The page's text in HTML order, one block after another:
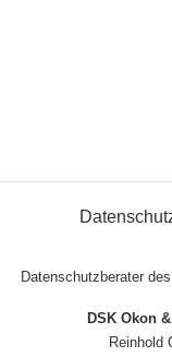
Datenschutzberater
DSK Okon
Reinhold